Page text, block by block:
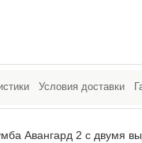
Условия доставки
Авангард 2 с двумя